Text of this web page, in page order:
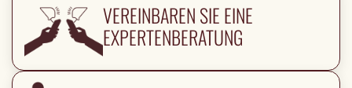
VEREINBAREN SIE EINE
EXPERTENBERATUNG